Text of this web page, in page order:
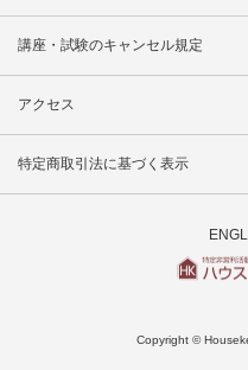
講座・試験のキャンセル規定
アクセス
特定商取引法に基づく表示
Copyright ©